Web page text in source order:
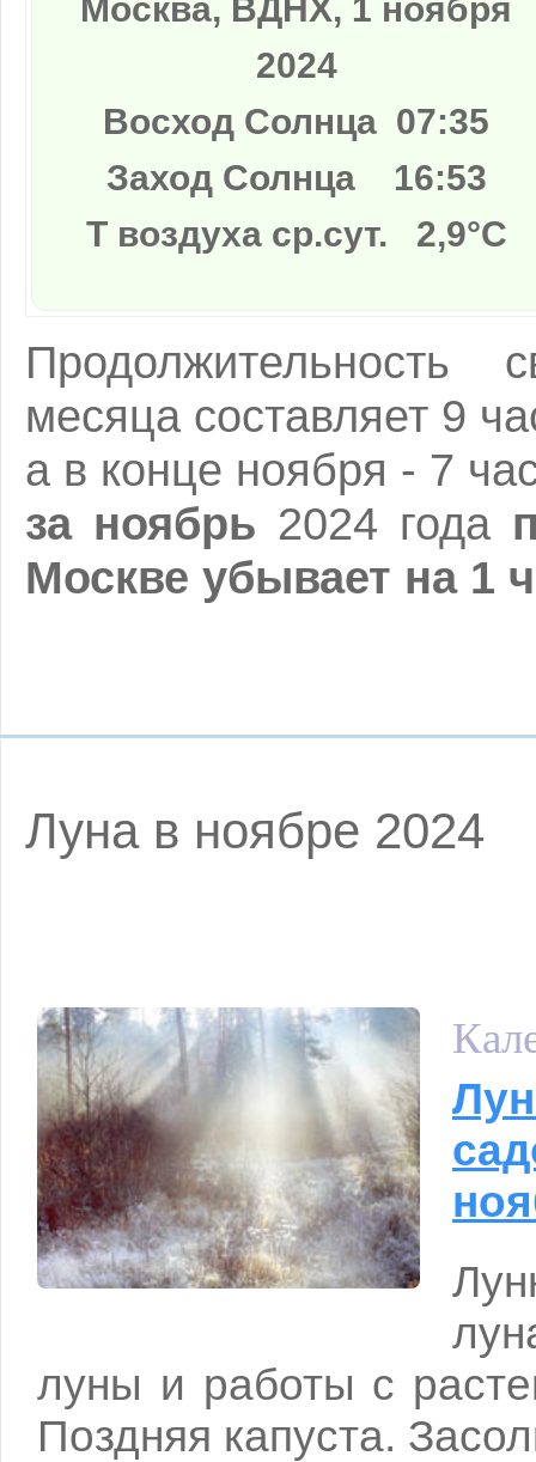
Москва, ВДНХ, 1 ноября
2024
Восход Солнца 07:35
Заход Солнца 16:53
Т воздуха ср.сут. 2,9°C
месяца составляет 9
а в конце ноября - 7
за ноябрь 2024 года
Москве убывает на 1
Луна в ноябре 2024
луны и работы с
Поздняя капуста.